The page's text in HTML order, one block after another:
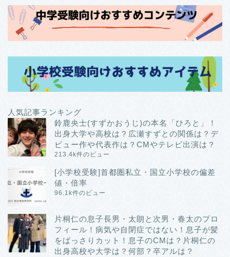
人気記事ランキング
鈴鹿央士(すずかおうじ)の本名「ひろと」！
出身大学や高校は？広瀬すずとの関係は？デ
ビュー作や代表作は？CMやテレビ出演は？
213.4k件のビュー
[小学校受験]首都圏私立・国立小学校の偏差
値・倍率
96.1k件のビュー
片桐仁の息子長男・太朗と次男・春太のプロ
フィール！病気や自閉症ではない！息子が髪
をばっさりカット！息子のCMは？片桐仁の
出身高校や大学は？何部？卒アルは？